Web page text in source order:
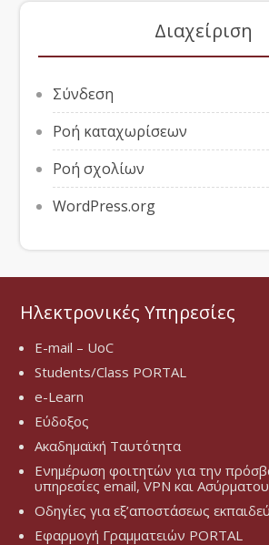
Διαχείριση
Σύνδεση
Ροή καταχωρίσεων
Ροή σχολίων
WordPress.org
Ηλεκτρονικές Υπηρεσίες
E-mail – UoC
Students/Class PORTAL
e-Learn
Εύδοξος
Ακαδημαϊκή Ταυτότητα
Ενημέρωση φοιτητών για την
υπηρεσίες email, VPN και
Οδηγίες για εξ’αποστάσεως
Εφαρμογή Γραμματειών PORTAL